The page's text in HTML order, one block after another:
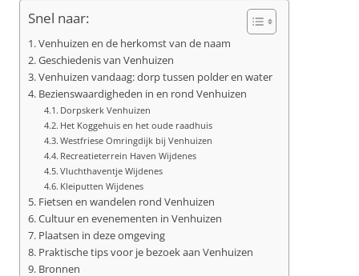
Snel naar:
Venhuizen en de herkomst van de naam
Geschiedenis van Venhuizen
Venhuizen vandaag: dorp tussen polder en water
Bezienswaardigheden in en rond Venhuizen
Dorpskerk Venhuizen
Het Koggehuis en het oude raadhuis
Westfriese Omringdijk bij Venhuizen
Recreatieterrein Haven Wijdenes
Vluchthaventje Wijdenes
Kleiputten Wijdenes
Fietsen en wandelen rond Venhuizen
Cultuur en evenementen in Venhuizen
Plaatsen in deze omgeving
Praktische tips voor je bezoek aan Venhuizen
Bronnen